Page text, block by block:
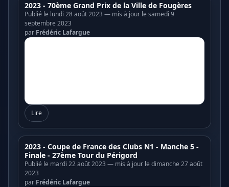
2023 - 70ème Grand Prix de la Ville de Fougères
Publié le lundi 28 août 2023 — mis à jour le samedi 9
septembre 2023
par Frédéric Lafargue
Lire
2023 - Coupe de France des Clubs N1 - Manche 5 -
Finale - 27ème Tour du Périgord
Publié le mardi 22 août 2023 — mis à jour le dimanche 27 août
2023
par Frédéric Lafargue